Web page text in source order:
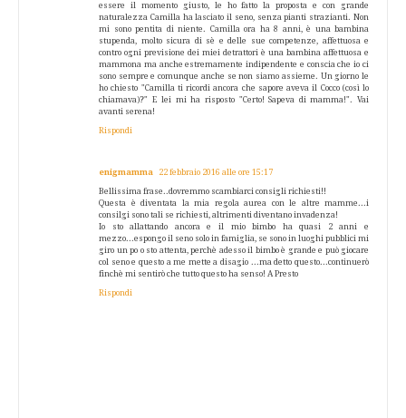
essere il momento giusto, le ho fatto la proposta e con grande
naturalezza Camilla ha lasciato il seno, senza pianti strazianti. Non
mi sono pentita di niente. Camilla ora ha 8 anni, è una bambina
stupenda, molto sicura di sè e delle sue competenze, affettuosa e
contro ogni previsione dei miei detrattori è una bambina affettuosa e
mammona ma anche estremamente indipendente e conscia che io ci
sono sempre e comunque anche se non siamo assieme. Un giorno le
ho chiesto "Camilla ti ricordi ancora che sapore aveva il Cocco (così lo
chiamava)?" E lei mi ha risposto "Certo! Sapeva di mamma!". Vai
avanti serena!
Rispondi
enigmamma 22 febbraio 2016 alle ore 15:17
Bellissima frase..dovremmo scambiarci consigli richiesti!!
Questa è diventata la mia regola aurea con le altre mamme...i
consilgi sono tali se richiesti, altrimenti diventano invadenza!
Io sto allattando ancora e il mio bimbo ha quasi 2 anni e
mezzo...espongo il seno solo in famiglia, se sono in luoghi pubblici mi
giro un po o sto attenta, perchè adesso il bimbo è grande e può giocare
col seno e questo a me mette a disagio ...ma detto questo...continuerò
finchè mi sentirò che tutto questo ha senso! A Presto
Rispondi